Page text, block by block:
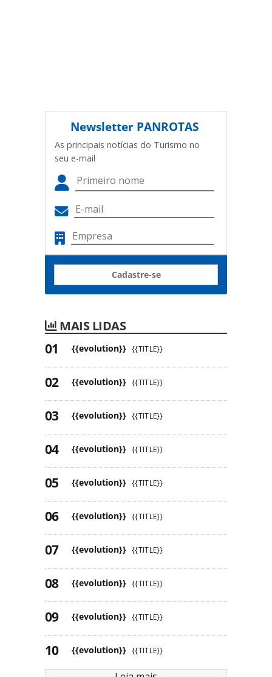
Newsletter PANROTAS
As principais notícias do Turismo no
seu e-mail
Cadastre-se
MAIS LIDAS
{{evolution}} {{TITLE}}
{{evolution}} {{TITLE}}
{{evolution}} {{TITLE}}
{{evolution}} {{TITLE}}
{{evolution}} {{TITLE}}
{{evolution}} {{TITLE}}
{{evolution}} {{TITLE}}
{{evolution}} {{TITLE}}
{{evolution}} {{TITLE}}
{{evolution}} {{TITLE}}